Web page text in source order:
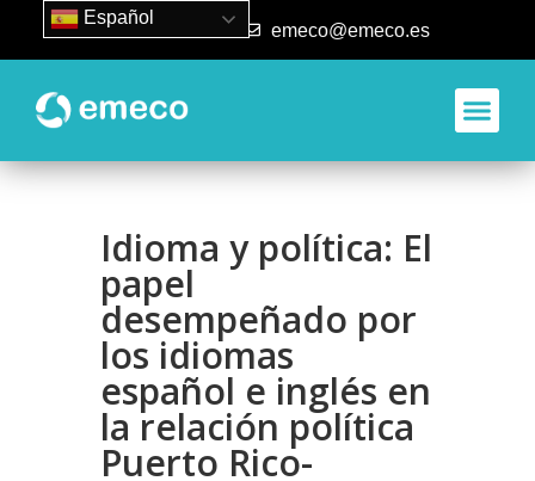
93 840 50 80 emeco@emeco.es
Idioma y política: El
papel
desempeñado por
los idiomas
español e inglés en
la relación política
Puerto Rico-
Español